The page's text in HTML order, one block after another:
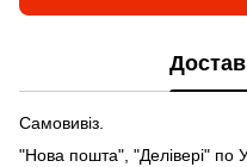
Самовивіз.
"Нова пошта", "Делівері" по